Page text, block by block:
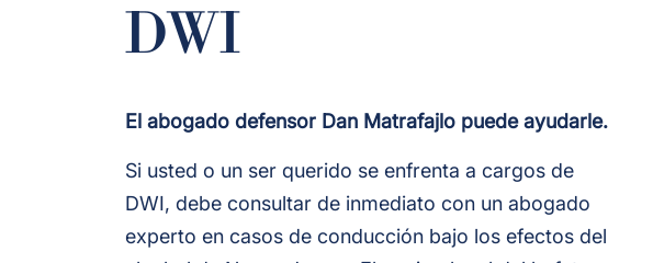
DWI
El abogado defensor Dan Matrafajlo puede ayudarle.
Si usted o un ser querido se enfrenta a cargos de
DWI, debe consultar de inmediato con un abogado
experto en casos de conducción bajo los efectos del